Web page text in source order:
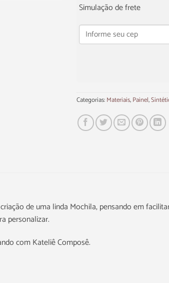
Simulação de frete
Categorias:Materiais,Painel,
de uma linda Mochila, pensando em
personalizar.
com Kateliê Composê.